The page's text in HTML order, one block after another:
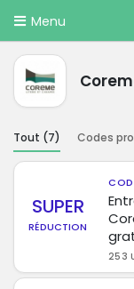
Menu
Tout (7) Codes
SUPER
RÉDUCTION
253